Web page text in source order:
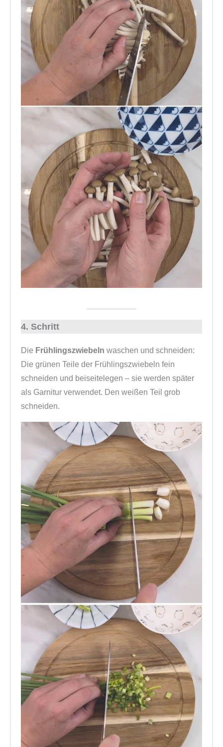
4. Schritt
Die Frühlingszwiebeln waschen und schneiden:
Die grünen Teile der Frühlingszwiebeln fein
schneiden und beiseitelegen – sie werden später
als Garnitur verwendet. Den weißen Teil grob
schneiden.